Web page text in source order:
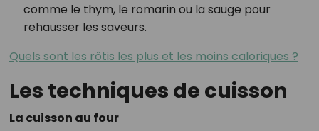
comme le thym, le romarin ou la sauge pour
rehausser les saveurs.
Quels sont les rôtis les plus et les moins caloriques ?
Les techniques de cuisson
La cuisson au four